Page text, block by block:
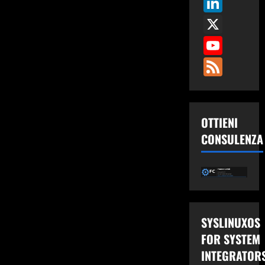
Feed
OTTIENI
CONSULENZA
SYSLINUXOS
FOR SYSTEM